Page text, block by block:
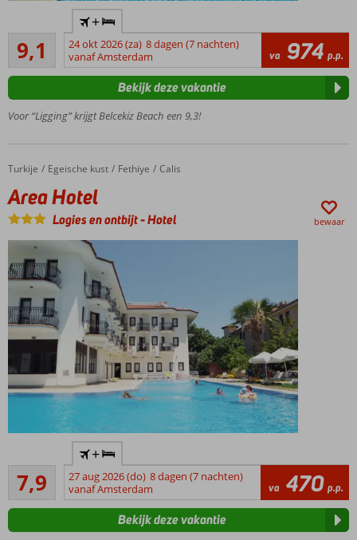
Charmant 5-
sterrenhotel
in een
groene
omgeving
het
beroemde
Oludeniz
In het
gezellige
centrum
Smullen in de 2
à-la-
carterestaurants
9,1Uitstekend
37
beoordelingen
+
24 okt 2026 (za) 8 dagen (7 nachten)
vanaf Amsterdam
va 974 p.p.
Voor “Ligging” krijgt Belcekiz Beach een 9,3!
Bekijk deze vakantie
Home
Turkije Egeische kust Fethiye Calis
Area Hotel
Area Hotel
Logies en ontbijt-Hotel bewaar
direct aan
het
strand en
7,9
Goed
109
beoordelingen
+
27 aug 2026 (do) 8 dagen (7 nachten)
vanaf Amsterdam
va 470 p.p.
Bekijk deze vakantie